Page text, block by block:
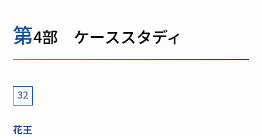
第4部 ケーススタディ
32
花王